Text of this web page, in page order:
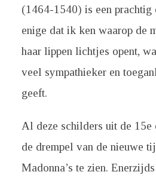
(1464-1540) is een prachtig
enige dat ik ken waarop de
haar lippen lichtjes opent,
veel sympathieker en
geeft.
Al deze schilders uit de 15e
de drempel van de nieuwe
Madonna’s te zien.